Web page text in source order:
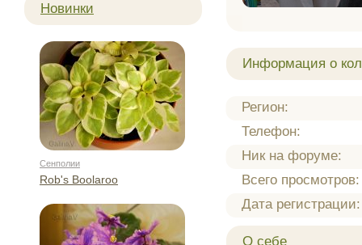
Информация о
Регион:
Телефон:
Ник на форуме:
Всего просмотров:
Дата регистрации:
О себе
Новинки
Сенполии
Rob's Boolaroo